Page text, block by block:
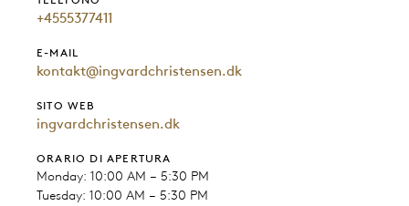
+4555377411
E-MAIL
kontakt@ingvardchristensen.dk
SITO WEB
ingvardchristensen.dk
ORARIO DI APERTURA
Monday: 10:00 AM – 5:30 PM
Tuesday: 10:00 AM – 5:30 PM